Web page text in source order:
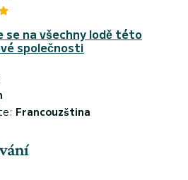
se na všechny lodě této
společnosti
Francouzština